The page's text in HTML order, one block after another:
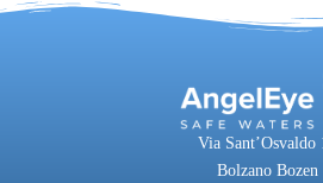
Via Sant’Osvaldo
Bolzano Bozen